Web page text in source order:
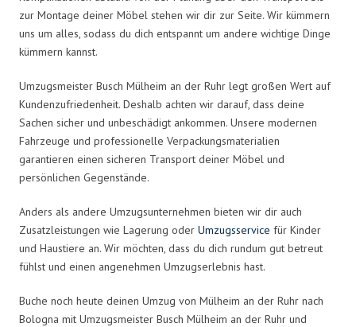
zur Montage deiner Möbel stehen wir dir zur Seite. Wir kümmern
uns um alles, sodass du dich entspannt um andere wichtige Dinge
kümmern kannst.
Umzugsmeister Busch Mülheim an der Ruhr legt großen Wert auf
Kundenzufriedenheit. Deshalb achten wir darauf, dass deine
Sachen sicher und unbeschädigt ankommen. Unsere modernen
Fahrzeuge und professionelle Verpackungsmaterialien
garantieren einen sicheren Transport deiner Möbel und
persönlichen Gegenstände.
Anders als andere Umzugsunternehmen bieten wir dir auch
Zusatzleistungen wie Lagerung oder Umzugsservice für Kinder
und Haustiere an. Wir möchten, dass du dich rundum gut betreut
fühlst und einen angenehmen Umzugserlebnis hast.
Buche noch heute deinen Umzug von Mülheim an der Ruhr nach
Bologna mit Umzugsmeister Busch Mülheim an der Ruhr und